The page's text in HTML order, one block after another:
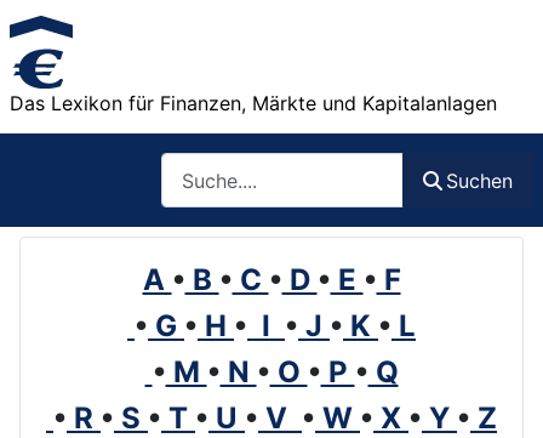
Das Lexikon für Finanzen, Märkte und Kapitalanlagen
Suchen
A • B • C • D • E • F
• G • H • I • J • K • L
• M • N • O • P • Q
• R • S • T • U • V • W • X • Y • Z